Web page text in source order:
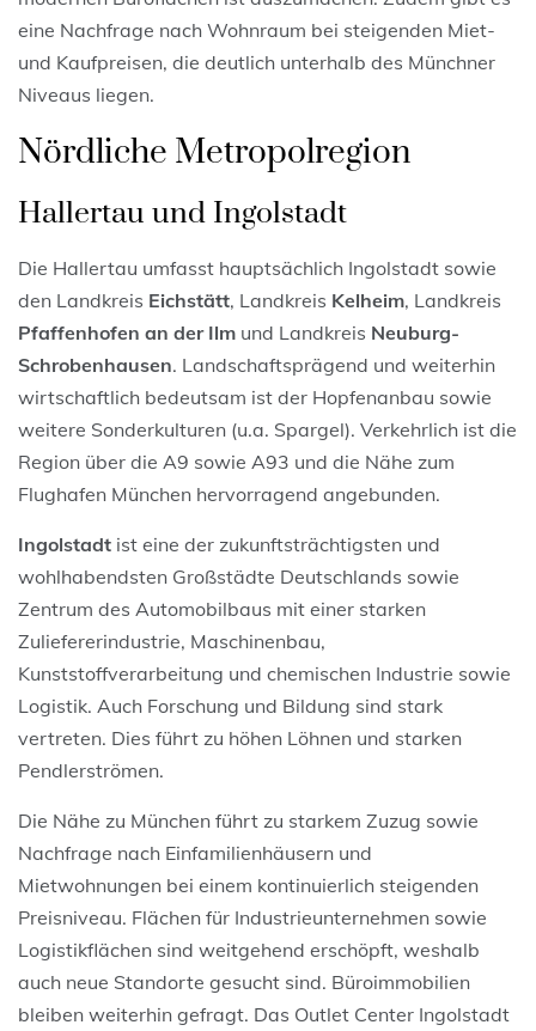
eine Nachfrage nach Wohnraum bei steigenden Miet-
und Kaufpreisen, die deutlich unterhalb des Münchner
Niveaus liegen.
Nördliche Metropolregion
Hallertau und Ingolstadt
Die Hallertau umfasst hauptsächlich Ingolstadt sowie
den Landkreis Eichstätt, Landkreis Kelheim, Landkreis
Pfaffenhofen an der Ilm und Landkreis Neuburg-
Schrobenhausen. Landschaftsprägend und weiterhin
wirtschaftlich bedeutsam ist der Hopfenanbau sowie
weitere Sonderkulturen (u.a. Spargel). Verkehrlich ist die
Region über die A9 sowie A93 und die Nähe zum
Flughafen München hervorragend angebunden.
Ingolstadt ist eine der zukunftsträchtigsten und
wohlhabendsten Großstädte Deutschlands sowie
Zentrum des Automobilbaus mit einer starken
Zuliefererindustrie, Maschinenbau,
Kunststoffverarbeitung und chemischen Industrie sowie
Logistik. Auch Forschung und Bildung sind stark
vertreten. Dies führt zu höhen Löhnen und starken
Pendlerströmen.
Die Nähe zu München führt zu starkem Zuzug sowie
Nachfrage nach Einfamilienhäusern und
Mietwohnungen bei einem kontinuierlich steigenden
Preisniveau. Flächen für Industrieunternehmen sowie
Logistikflächen sind weitgehend erschöpft, weshalb
auch neue Standorte gesucht sind. Büroimmobilien
bleiben weiterhin gefragt. Das Outlet Center Ingolstadt